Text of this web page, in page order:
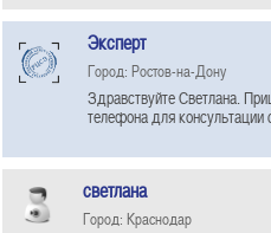
Эксперт
Город: Ростов-на-Дону
Здравствуйте Светлана.
телефона для консультации
светлана
Город: Краснодар